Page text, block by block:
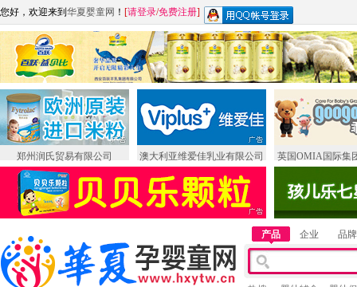
您好，欢迎来到 华夏婴童网 ！ [请登录/免费注册]
郑州润氏贸易有限公司 澳大利亚维爱佳乳业有限公司 英国OMIA国际集
产品 企业 品牌